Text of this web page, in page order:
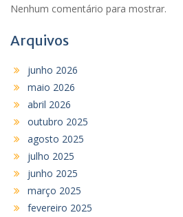
Nenhum comentário para mostrar.
Arquivos
junho 2026
maio 2026
abril 2026
outubro 2025
agosto 2025
julho 2025
junho 2025
março 2025
fevereiro 2025